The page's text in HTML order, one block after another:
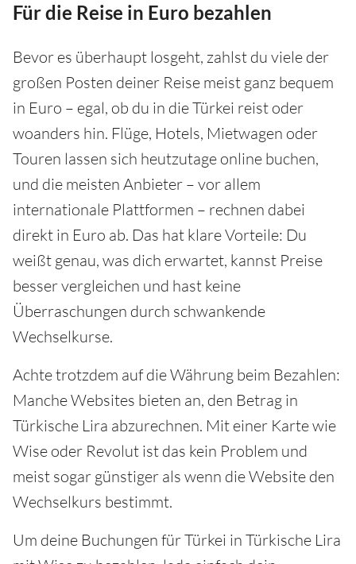
Für die Reise in Euro bezahlen
Bevor es überhaupt losgeht, zahlst du viele der
großen Posten deiner Reise meist ganz bequem
in Euro – egal, ob du in die Türkei reist oder
woanders hin. Flüge, Hotels, Mietwagen oder
Touren lassen sich heutzutage online buchen,
und die meisten Anbieter – vor allem
internationale Plattformen – rechnen dabei
direkt in Euro ab. Das hat klare Vorteile: Du
weißt genau, was dich erwartet, kannst Preise
besser vergleichen und hast keine
Überraschungen durch schwankende
Wechselkurse.
Achte trotzdem auf die Währung beim Bezahlen:
Manche Websites bieten an, den Betrag in
Türkische Lira abzurechnen. Mit einer Karte wie
Wise oder Revolut ist das kein Problem und
meist sogar günstiger als wenn die Website den
Wechselkurs bestimmt.
Um deine Buchungen für Türkei in Türkische Lira